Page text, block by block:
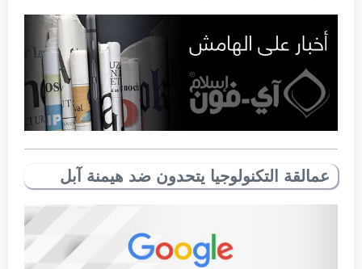
عمالقة التكنولوجيا يتحدون ضد هيمنة آبل